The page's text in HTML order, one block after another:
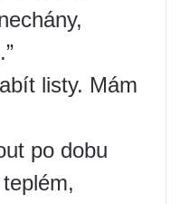
listy. Mám
po dobu